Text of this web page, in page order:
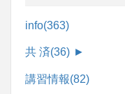
info(363)
共 済(36) ►
講習情報(82)